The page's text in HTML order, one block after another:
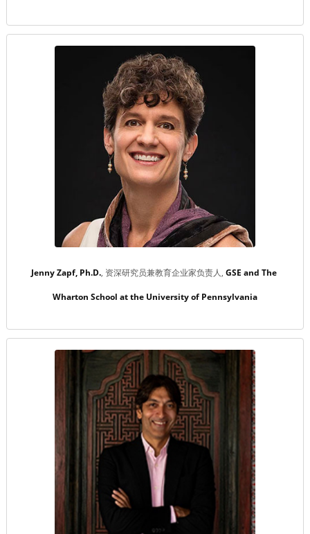
Jenny Zapf, Ph.D. 资深研究员兼教育企业家负责人 GSE and The
Wharton School at the University of Pennsylvania